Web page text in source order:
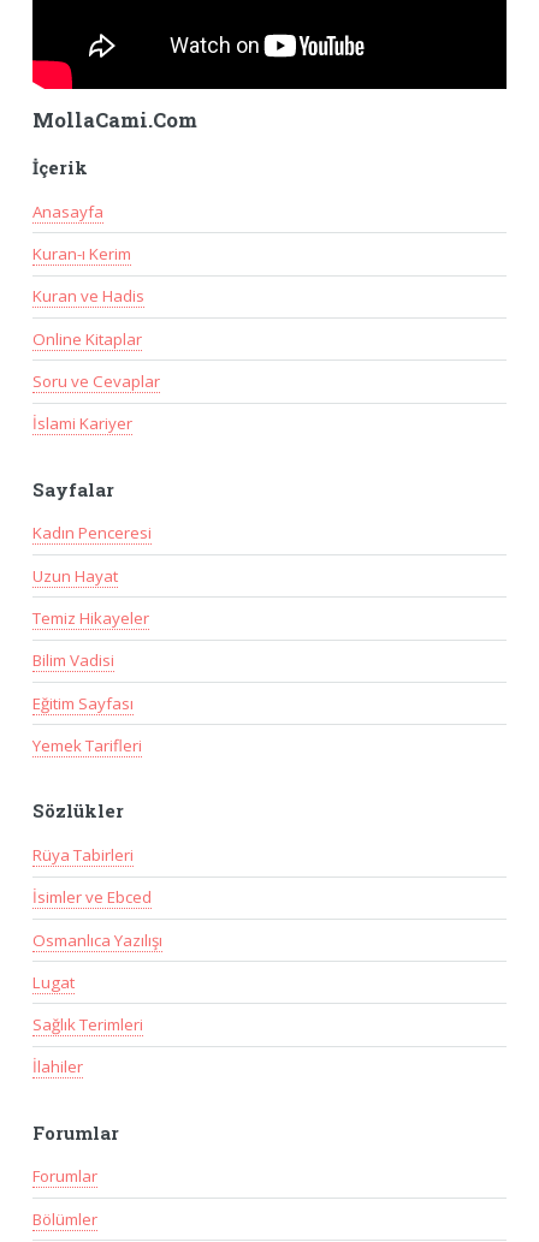
MollaCami.Com
İçerik
Anasayfa
Kuran-ı Kerim
Kuran ve Hadis
Online Kitaplar
Soru ve Cevaplar
İslami Kariyer
Sayfalar
Kadın Penceresi
Uzun Hayat
Temiz Hikayeler
Bilim Vadisi
Eğitim Sayfası
Yemek Tarifleri
Sözlükler
Rüya Tabirleri
İsimler ve Ebced
Osmanlıca Yazılışı
Lugat
Sağlık Terimleri
İlahiler
Forumlar
Forumlar
Bölümler